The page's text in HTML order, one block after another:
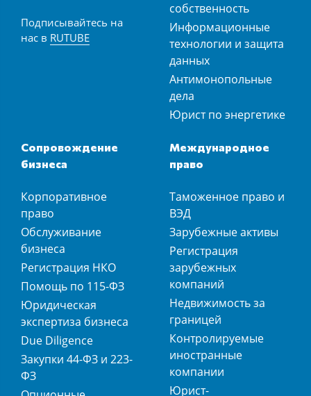
Подписывайтесь на
нас в RUTUBE
собственность
Информационные
технологии и защита
данных
Антимонопольные
дела
Юрист по энергетике
Сопровождение
бизнеса
Корпоративное
право
Обслуживание
бизнеса
Регистрация НКО
Помощь по 115-ФЗ
Юридическая
экспертиза бизнеса
Due Diligence
Закупки 44-ФЗ и 223-
ФЗ
Международное
право
Таможенное право и
ВЭД
Зарубежные активы
Регистрация
зарубежных
компаний
Недвижимость за
границей
Контролируемые
иностранные
компании
Юрист-